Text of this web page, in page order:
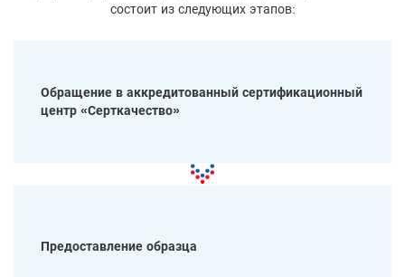
состоит из следующих этапов:
Обращение в аккредитованный сертификационный
центр «Серткачество»
Предоставление образца